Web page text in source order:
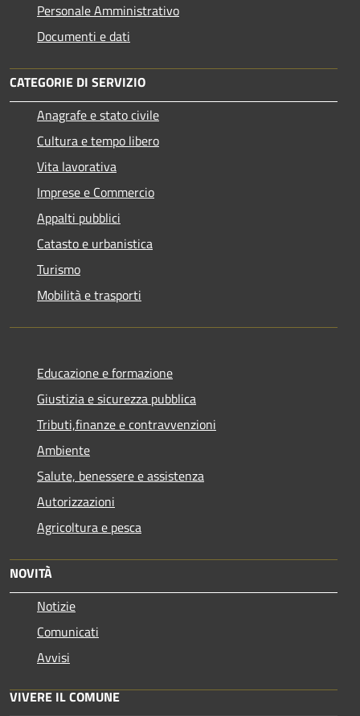
Personale Amministrativo
Documenti e dati
CATEGORIE DI SERVIZIO
Anagrafe e stato civile
Cultura e tempo libero
Vita lavorativa
Imprese e Commercio
Appalti pubblici
Catasto e urbanistica
Turismo
Mobilità e trasporti
Educazione e formazione
Giustizia e sicurezza pubblica
Tributi,finanze e contravvenzioni
Ambiente
Salute, benessere e assistenza
Autorizzazioni
Agricoltura e pesca
NOVITÀ
Notizie
Comunicati
Avvisi
VIVERE IL COMUNE